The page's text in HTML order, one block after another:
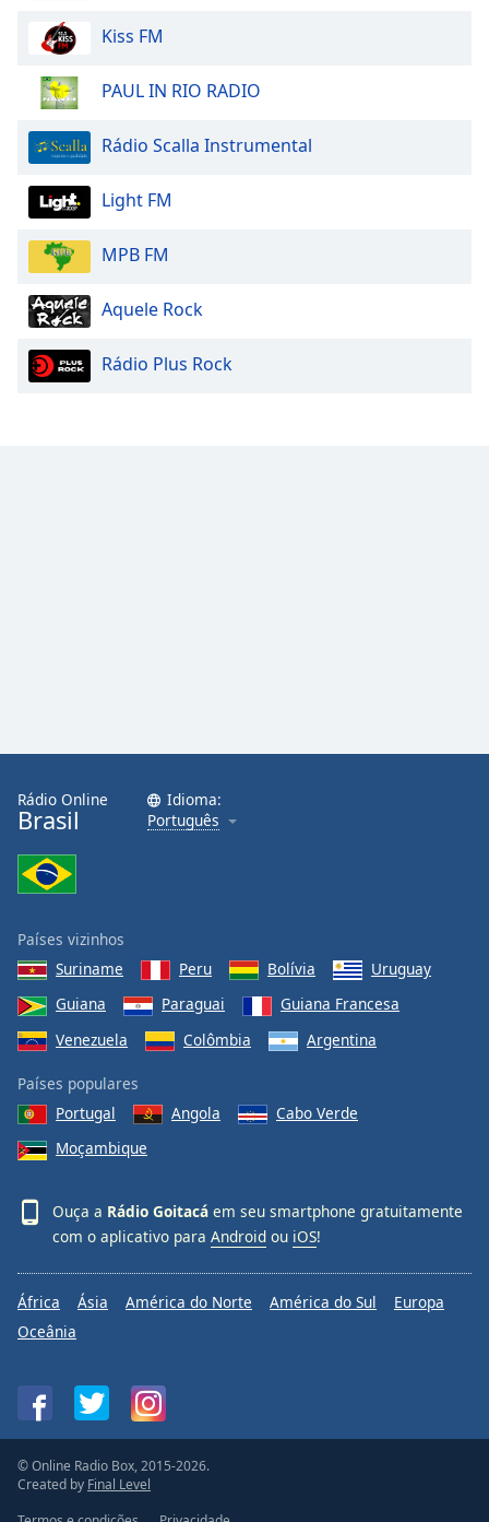
Kiss FM
PAUL IN RIO RADIO
Rádio Scalla Instrumental
Light FM
MPB FM
Aquele Rock
Rádio Plus Rock
Rádio Online
Brasil
Idioma:
Português
Países vizinhos
Suriname
Peru Bolívia
Uruguay
Guiana
Paraguai
Guiana Francesa
Venezuela
Colômbia Argentina
Países populares
Portugal
Angola
Cabo Verde
Moçambique
Ouça a Rádio Goitacá em seu smartphone gratuitamente
com o aplicativo para Android ou iOS!
África Ásia América do Norte América do Sul
Europa
Oceânia
© Online Radio Box, 2015-2026.
Created by Final Level